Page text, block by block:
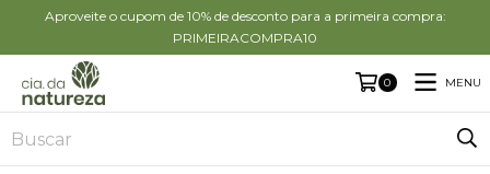
Aproveite o cupom de 10% de desconto para a primeira compra:
PRIMEIRACOMPRA10
0 MENU